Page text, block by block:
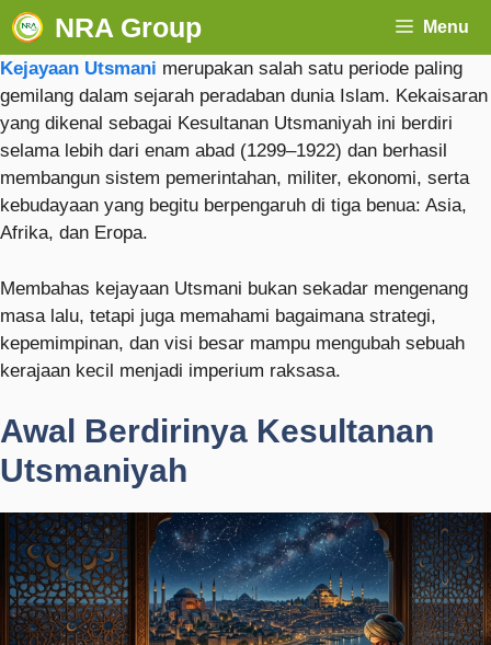
NRA Group Menu
Kejayaan Utsmani merupakan salah satu periode paling
gemilang dalam sejarah peradaban dunia Islam. Kekaisaran
yang dikenal sebagai Kesultanan Utsmaniyah ini berdiri
selama lebih dari enam abad (1299–1922) dan berhasil
membangun sistem pemerintahan, militer, ekonomi, serta
kebudayaan yang begitu berpengaruh di tiga benua: Asia,
Afrika, dan Eropa.
Membahas kejayaan Utsmani bukan sekadar mengenang
masa lalu, tetapi juga memahami bagaimana strategi,
kepemimpinan, dan visi besar mampu mengubah sebuah
kerajaan kecil menjadi imperium raksasa.
Awal Berdirinya Kesultanan
Utsmaniyah